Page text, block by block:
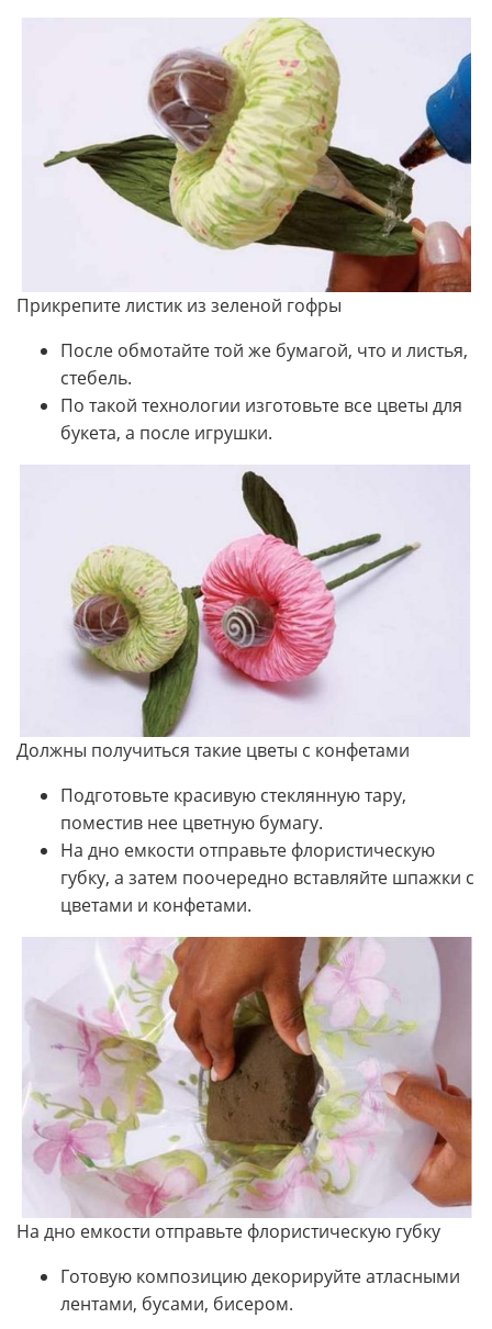
Прикрепите листик из зеленой гофры
После обмотайте той же бумагой, что и листья,
стебель.
По такой технологии изготовьте все цветы для
букета, а после игрушки.
Должны получиться такие цветы с конфетами
Подготовьте красивую стеклянную тару,
поместив нее цветную бумагу.
На дно емкости отправьте флористическую
губку, а затем поочередно вставляйте шпажки с
цветами и конфетами.
На дно емкости отправьте флористическую губку
Готовую композицию декорируйте атласными
лентами, бусами, бисером.